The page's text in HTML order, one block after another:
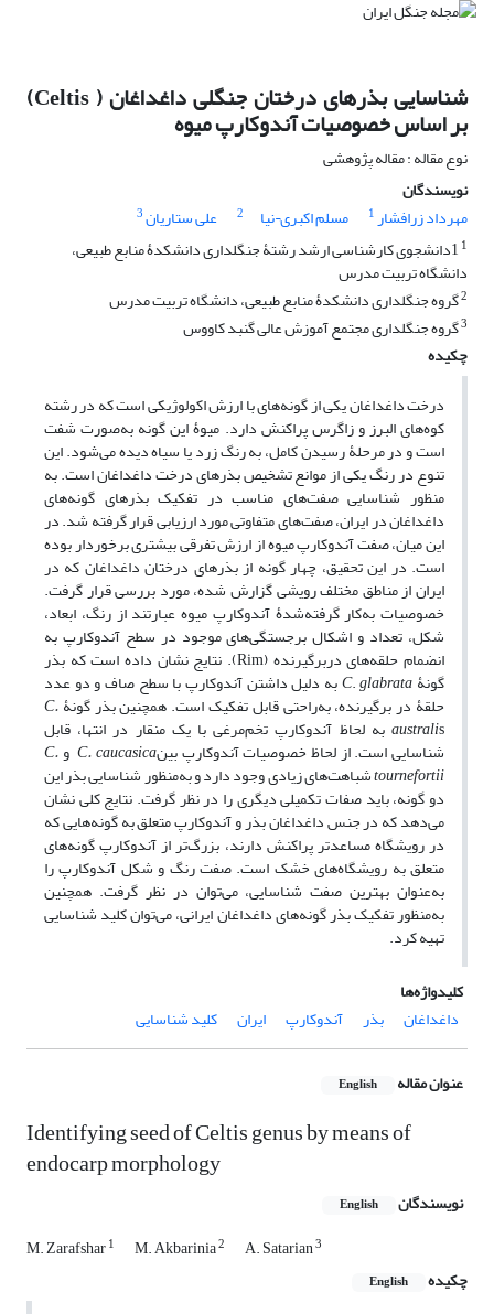
شناسایی بذرهای درختان جنگلی داغداغان ( Celtis)
بر اساس خصوصیات آندوکارپ میوه
نوع مقاله : مقاله پژوهشی
نویسندگان
مهرداد زرافشار1 مسلم اکبری¬نیا 2 علی ستاریان3
1 1دانشجوی کارشناسی ارشد رشتۀ جنگلداری دانشکدۀ منابع طبیعی،
دانشگاه تربیت مدرس
2گروه جنگلداری دانشکدۀ منابع طبیعی، دانشگاه تربیت مدرس
3گروه جنگلداری مجتمع آموزش عالی گنبد کاووس
چکیده
درخت داغداغان یکی از گونه‌های با ارزش اکولوژیکی است که در رشته
کوه‌های البرز و زاگرس پراکنش دارد. میوۀ این گونه به‌صورت شفت
است و در مرحلۀ رسیدن کامل، به رنگ زرد یا سیاه دیده می‌شود. این
تنوع در رنگ یکی از موانع تشخیص بذرهای درخت داغداغان است. به
منظور شناسایی صفت‌های مناسب در تفکیک بذرهای گونه‌های
داغداغان در ایران، صفت‌های متفاوتی مورد ارزیابی قرار گرفته شد. در
این میان، صفت آندوکارپ میوه از ارزش تفرقی بیشتری برخوردار بوده
است. در این تحقیق، چهار گونه از بذرهای درختان داغداغان که در
ایران از مناطق مختلف رویشی گزارش شده، مورد بررسی قرار گرفت.
خصوصیات به‌کار گرفته‌شدۀ آندوکارپ میوه عبارتند از رنگ، ابعاد،
شکل، تعداد و اشکال برجستگی‌های موجود در سطح آندوکارپ به
انضمام حلقه‌های در‌بر‌گیرنده (Rim). نتایج نشان داده است که بذر
گونۀ C.glabrata به دلیل داشتن آندوکارپ با سطح صاف و دو عدد
حلقۀ در برگیرنده، به‌راحتی قابل تفکیک است. همچنین بذر گونۀC.
australi s به لحاظ آندوکارپ تخم‌مرغی با یک منقار در انتها، قابل
شناسایی است. از لحاظ خصوصیات آندوکارپ بینC. caucasicaوC.
tournefortiiشباهت‌های زیادی وجود دارد و به‌منظور شناسایی بذر این
دو گونه، باید صفات تکمیلی دیگری را در نظر گرفت. نتایج کلی نشان
می‌دهد که در جنس داغداغان بذر و آندوکارپ متعلق به گونه‌هایی که
در رویشگاه مساعدتر پراکنش دارند، بزرگ‌تر از آندوکارپ گونه‌های
متعلق به رویشگاه‌های خشک است. صفت رنگ و شکل آندوکارپ را
به‌عنوان بهترین صفت شناسایی، می‌توان در نظر گرفت. همچنین
به‌منظور تفکیک بذر گونه‌های داغداغان ایرانی، می‌توان کلید شناسایی
تهیه کرد.
کلیدواژه‌ها
داغداغان
بذر آندوکارپ ایران کلید شناسایی
عنوان مقاله English
Identifying seed of Celtis genus by means of
endocarp morphology
نویسندگان English
M. Zarafshar1 M. Akbarinia2 A. Satarian3
چکیده English